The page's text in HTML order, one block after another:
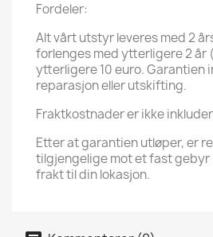
Fordeler:
Alt vårt utstyr leveres med 2
forlenges med ytterligere 2 år
ytterligere 10 euro. Garantien
reparasjon eller utskifting.
Fraktkostnader er ikke
Etter at garantien utløper, er
tilgjengelige mot et fast gebyr
frakt til din lokasjon.